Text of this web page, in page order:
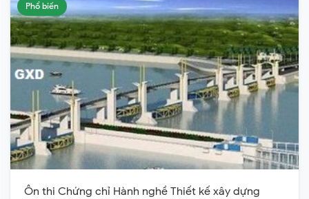
Phổ biến
Ôn thi Chứng chỉ Hành nghề Thiết kế xây dựng